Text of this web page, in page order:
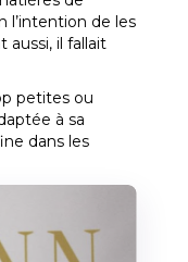
l’intention de les
aussi, il fallait
petites ou
à sa
dans les